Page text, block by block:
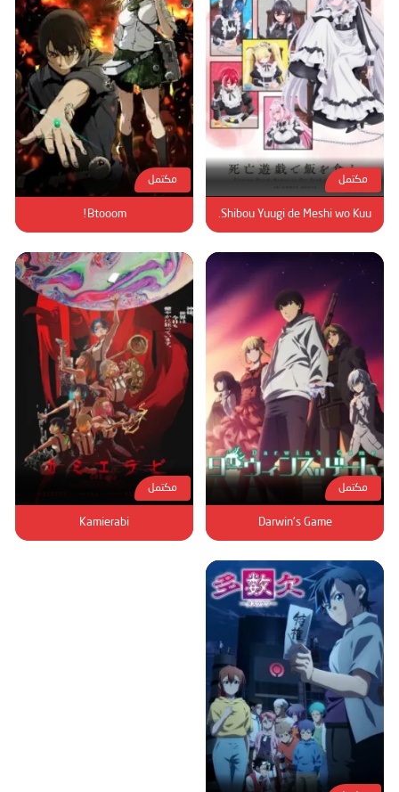
مكتمل
Shibou Yuugi de Meshi wo Kuu.
مكتمل
Btooom!
مكتمل
Darwin's Game
مكتمل
Kamierabi